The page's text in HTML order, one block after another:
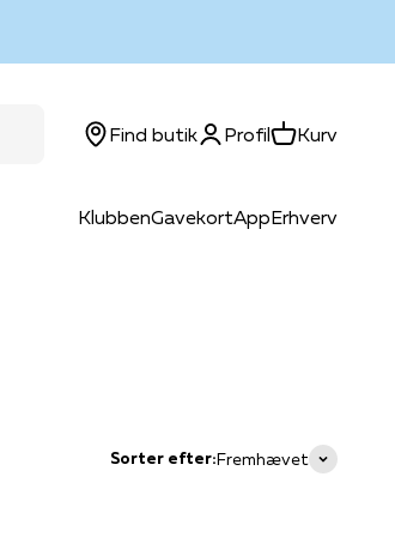
KlubbenGavekortAppErhverv
Find butikLog ind
ProfilKurvKurv
Sorter efter:Fremhævet